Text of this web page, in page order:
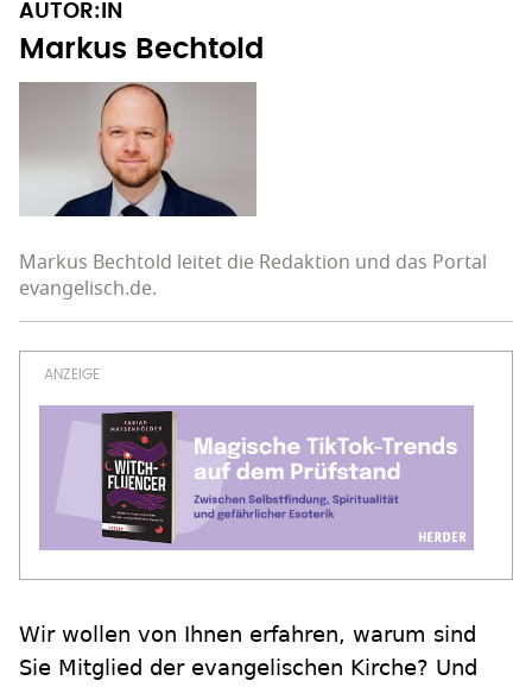
AUTOR:IN
Markus Bechtold
Markus Bechtold leitet die Redaktion und das Portal
evangelisch.de.
Wir wollen von Ihnen erfahren, warum sind
Sie Mitglied der evangelischen Kirche? Und